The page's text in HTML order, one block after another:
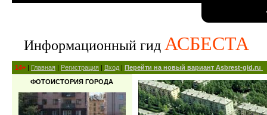
Информационный гид АСБЕСТА
14+ | Главная | Регистрация | Вход | Перейти на новый вариант Asbrest-gid.ru
ФОТОИСТОРИЯ ГОРОДА